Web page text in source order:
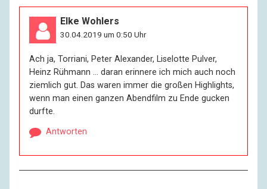
Elke Wohlers
30.04.2019 um 0:50 Uhr
Ach ja, Torriani, Peter Alexander, Liselotte Pulver,
Heinz Rühmann … daran erinnere ich mich auch noch
ziemlich gut. Das waren immer die großen Highlights,
wenn man einen ganzen Abendfilm zu Ende gucken
durfte.
Antworten